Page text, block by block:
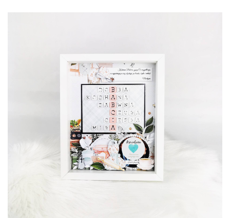
POZNAJ NAJPOPULARNIEJSZE
PREZENTY NA DZIEŃ BABCI